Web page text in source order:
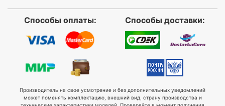
Способы оплаты: Способы доставки:
Производитель на свое усмотрение и без дополнительных уведомлений
может поменять комплектацию, внешний вид, страну производства и